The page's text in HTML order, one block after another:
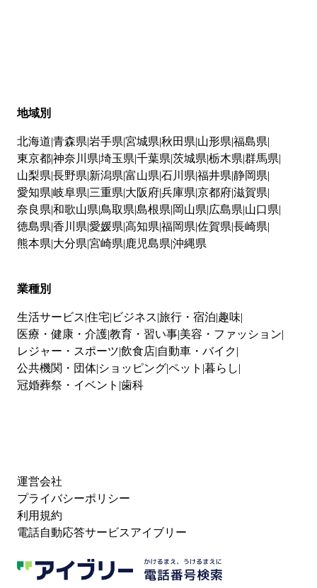
地域別
北海道 青森県 岩手県 宮城県 秋田県 山形県 福島県
東京都神奈川県 埼玉県 千葉県 茨城県 栃木県 群馬県
山梨県 長野県 新潟県 富山県 石川県 福井県 静岡県
愛知県 岐阜県 三重県 大阪府兵庫県 京都府滋賀県
奈良県 和歌山県 鳥取県 島根県 岡山県 広島県 山口県
徳島県 香川県 愛媛県 高知県 福岡県 佐賀県 長崎県
熊本県 大分県 宮崎県 鹿児島県 沖縄県
業種別
生活サービス 住宅 ビジネス 旅行・宿泊 趣味
医療・健康・介護教育・習い事 美容・ファッション
レジャー・スポーツ 飲食店 自動車・バイク
公共機関・団体 ショッピングペット 暮らし
冠婚葬祭・イベント 歯科
運営会社
プライバシーポリシー
利用規約
電話自動応答サービスアイブリー